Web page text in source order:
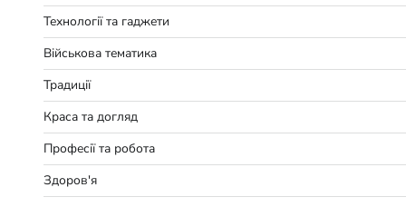
Технології та гаджети
Військова тематика
Традиції
Краса та догляд
Професії та робота
Здоров'я